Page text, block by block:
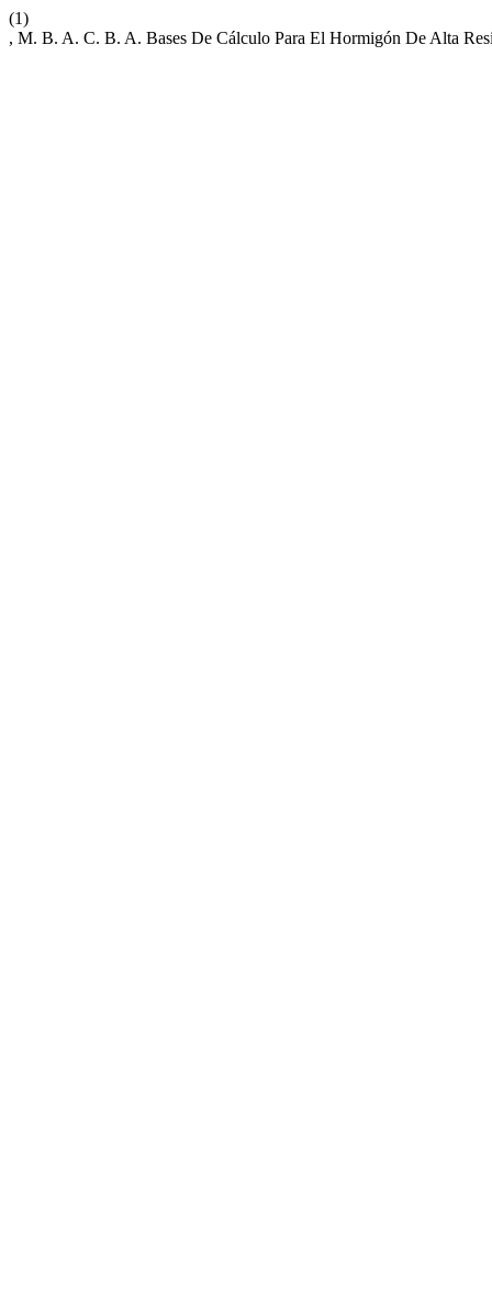
(1)
, M. B. A. C. B. A. Bases De Cálculo Para El Hormigón De Alta